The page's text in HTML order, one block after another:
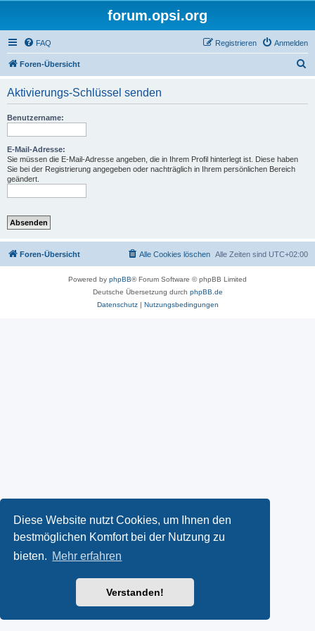
Diese Website nutzt Cookies, um Ihnen den
bestmöglichen Komfort bei der Nutzung zu
bieten. Mehr erfahren
Verstanden!
forum.opsi.org
FAQ Anmelden
Registrieren
Foren-Übersicht
Aktivierungs-Schlüssel senden
Benutzername:
E-Mail-Adresse:
Sie müssen die E-Mail-Adresse angeben, die in Ihrem Profil hinterlegt ist. Diese haben
Sie bei der Registrierung angegeben oder nachträglich in Ihrem persönlichen Bereich
geändert.
Foren-Übersicht Alle Zeiten sind UTC+02:00
Alle Cookies löschen
Powered by phpBB® Forum Software © phpBB Limited
Deutsche Übersetzung durch phpBB.de
Datenschutz| Nutzungsbedingungen